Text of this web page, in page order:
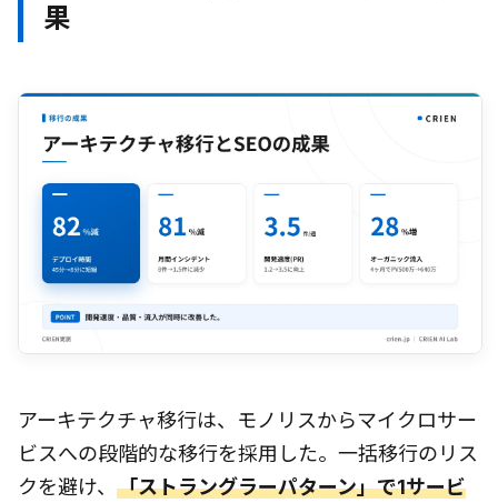
果
アーキテクチャ移行は、モノリスからマイクロサー
ビスへの段階的な移行を採用した。一括移行のリス
クを避け、 「ストラングラーパターン」で1サービ